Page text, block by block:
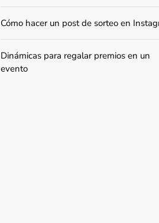
Cómo hacer un post de sorteo en
Dinámicas para regalar premios en un
evento